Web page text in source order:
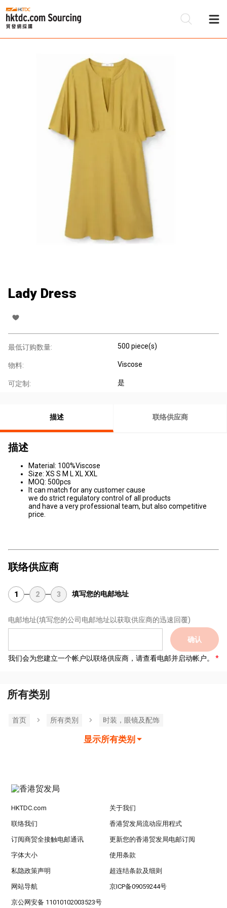
Lady Dress
最低订购数量: 500 piece(s)
物料: Viscose
可定制: 是
描述 联络供应商
描述
Material: 100%Viscose
Size: XS S M L XL XXL
MOQ: 500pcs
It can match for any customer cause
we do strict regulatory control of all products
and have a very professional team, but also competitive
price.
联络供应商
1 2 3 填写您的电邮地址
电邮地址(填写您的公司电邮地址以获取供应商的迅速回覆)
确认
我们会为您建立一个帐户以联络供应商，请查看电邮并启动帐户。
所有类别
首页 所有类別 时装，眼镜及配饰
显示所有类别
HKTDC.com 关于我们
联络我们 香港贸发局流动应用程式
订阅商贸全接触电邮通讯 更新您的香港贸发局电邮订阅
字体大小 使用条款
私隐政策声明 超连结条款及细则
网站导航 京ICP备09059244号
京公网安备 11010102003523号